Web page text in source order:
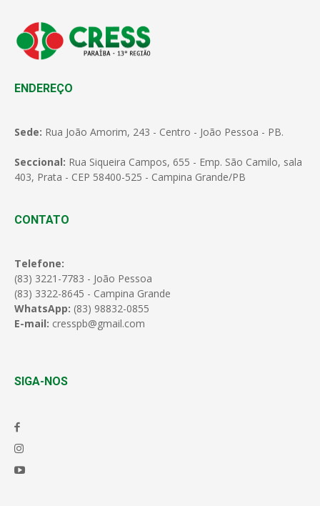
ENDEREÇO
Sede: Rua João Amorim, 243 - Centro - João Pessoa - PB.
Seccional: Rua Siqueira Campos, 655 - Emp. São Camilo, sala
403, Prata - CEP 58400-525 - Campina Grande/PB
CONTATO
Telefone:
(83) 3221-7783 - João Pessoa
(83) 3322-8645 - Campina Grande
WhatsApp: (83) 98832-0855
E-mail: cresspb@gmail.com
SIGA-NOS